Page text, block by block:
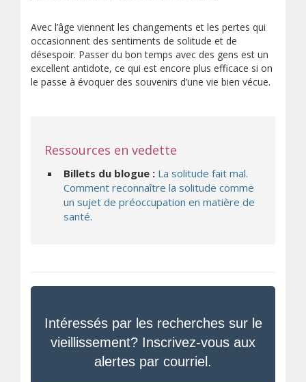
Avec l’âge viennent les changements et les pertes qui
occasionnent des sentiments de solitude et de
désespoir. Passer du bon temps avec des gens est un
excellent antidote, ce qui est encore plus efficace si on
le passe à évoquer des souvenirs d’une vie bien vécue.
Ressources en vedette
Billets du blogue : La solitude fait mal.
Comment reconnaître la solitude comme
un sujet de préoccupation en matière de
santé.
Intéressés par les recherches sur le
vieillissement? Inscrivez-vous aux
alertes par courriel.